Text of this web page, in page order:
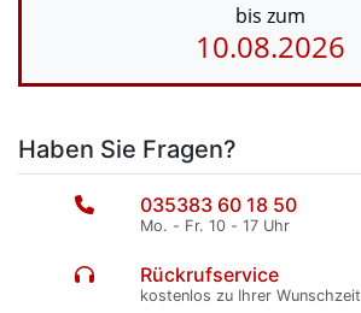
bis zum
10.08.2026
Haben Sie Fragen?
035383 60 18 50
Mo. - Fr. 10 - 17 Uhr
Rückrufservice
kostenlos zu Ihrer Wunschzeit